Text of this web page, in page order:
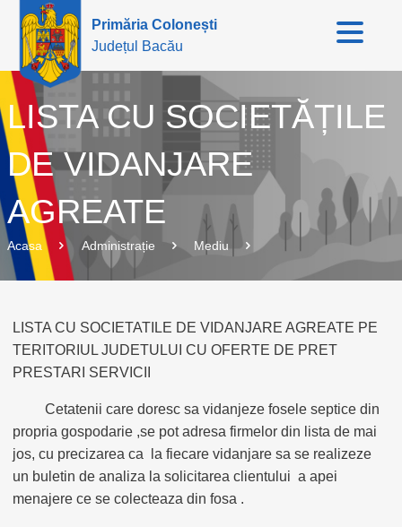
Primăria Colonești
Județul Bacău
LISTA CU SOCIETĂȚILE
DE VIDANJARE
AGREATE
Acasa Administrație Mediu
LISTA CU SOCIETATILE DE VIDANJARE AGREATE PE
TERITORIUL JUDETULUI CU OFERTE DE PRET
PRESTARI SERVICII
Cetatenii care doresc sa vidanjeze fosele septice din
propria gospodarie ,se pot adresa firmelor din lista de mai
jos, cu precizarea ca la fiecare vidanjare sa se realizeze
un buletin de analiza la solicitarea clientului a apei
menajere ce se colecteaza din fosa .